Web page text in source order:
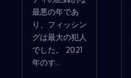
最悪の年であ
り、フィッシン
グは最大の犯人
でした。 2021
年のす...